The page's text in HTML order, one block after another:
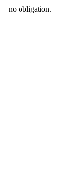
no obligation.